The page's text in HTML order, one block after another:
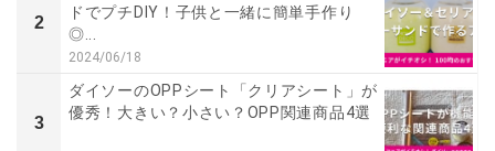
2
ドでプチDIY！子供と一緒に簡単手作り
◎...
2024/06/18
3
ダイソーのOPPシート「クリアシート」が
優秀！大きい？小さい？OPP関連商品4選